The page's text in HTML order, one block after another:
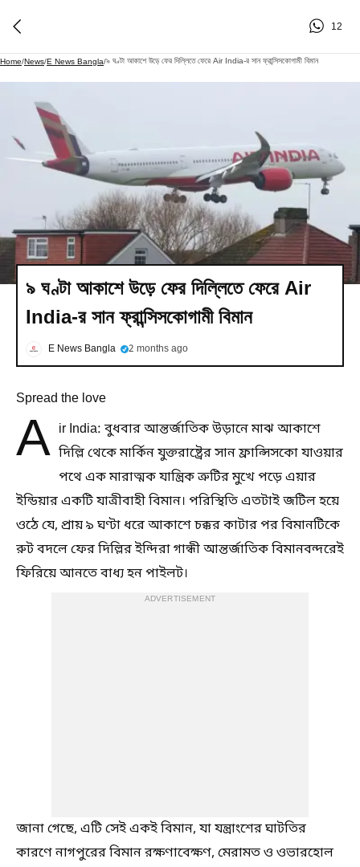
12
Home/News/E News Bangla/৯ ঘণ্টা আকাশে উড়ে ফের দিল্লিতে ফেরে Air India-র সান ফ্রান্সিসকোগামী বিমান
৯ ঘণ্টা আকাশে উড়ে ফের দিল্লিতে ফেরে Air
India-র সান ফ্রান্সিসকোগামী বিমান
E News Bangla 2 months ago
Spread the love
A ir India: বুধবার আন্তর্জাতিক উড়ানে মাঝ আকাশে
দিল্লি থেকে মার্কিন যুক্তরাষ্ট্রের সান ফ্রান্সিসকো যাওয়ার
পথে এক মারাত্মক যান্ত্রিক ত্রুটির মুখে পড়ে এয়ার
ইন্ডিয়ার একটি যাত্রীবাহী বিমান। পরিস্থিতি এতটাই জটিল হয়ে
ওঠে যে, প্রায় ৯ ঘণ্টা ধরে আকাশে চক্কর কাটার পর বিমানটিকে
রুট বদলে ফের দিল্লির ইন্দিরা গান্ধী আন্তর্জাতিক বিমানবন্দরেই
ফিরিয়ে আনতে বাধ্য হন পাইলট।
ADVERTISEMENT
জানা গেছে, এটি সেই একই বিমান, যা যন্ত্রাংশের ঘাটতির
কারণে নাগপুরের বিমান রক্ষণাবেক্ষণ, মেরামত ও ওভারহোল